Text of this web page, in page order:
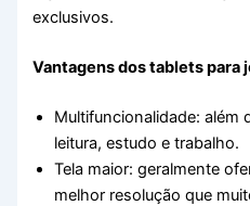
exclusivos.
Vantagens dos tablets para
Multifuncionalidade: além
leitura, estudo e trabalho.
Tela maior: geralmente
melhor resolução que